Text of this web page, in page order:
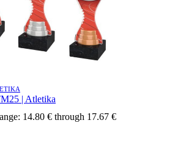
| Atletika
14.80 € through 17.67 €